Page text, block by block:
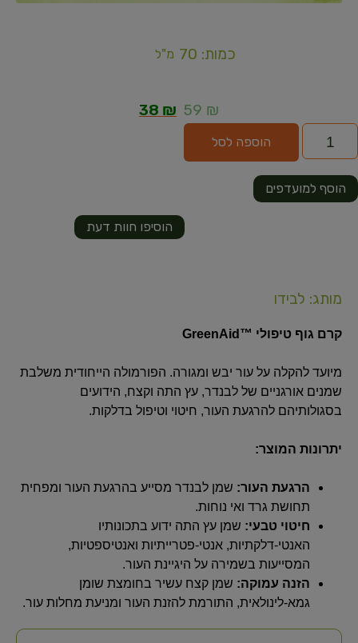
כמות: 70 מ"ל
59 ₪
38 ₪
הוספה לסל
הוסיפו חוות דעת
הוסף למועדפים
מותג: לבידו
קרם גוף טיפולי ™GreenAid
מיועד להקלה על עור יבש ומגורה. הפורמולה הייחודית משלבת
שמנים אורגניים של לבנדר, עץ התה וקצח, הידועים
בסגולותיהם להרגעת העור, חיטוי וטיפול בדלקות.
יתרונות המוצר:
הרגעת העור: שמן לבנדר מסייע בהרגעת העור ומפחית
תחושת גרד ואי נוחות.
חיטוי טבעי: שמן עץ התה ידוע בתכונותיו
האנטי-דלקתיות, אנטי-פטרייתיות ואנטיספטיות,
המסייעות בשמירה על היגיינת העור.
הזנה עמוקה: שמן קצח עשיר בחומצת שומן
גמא-לינולאית, התורמת להזנת העור ומניעת מחלות עור.